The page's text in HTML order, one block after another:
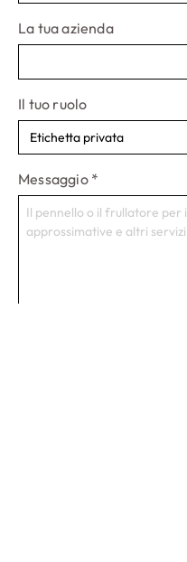
La tua azienda
Il tuo ruolo
Messaggio *